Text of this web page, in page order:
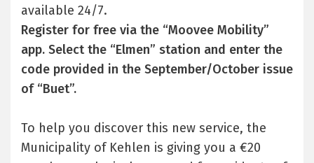
available 24/7.
Register for free via the “Moovee Mobility”
app. Select the “Elmen” station and enter the
code provided in the September/October issue
of “Buet”.
To help you discover this new service, the
Municipality of Kehlen is giving you a €20